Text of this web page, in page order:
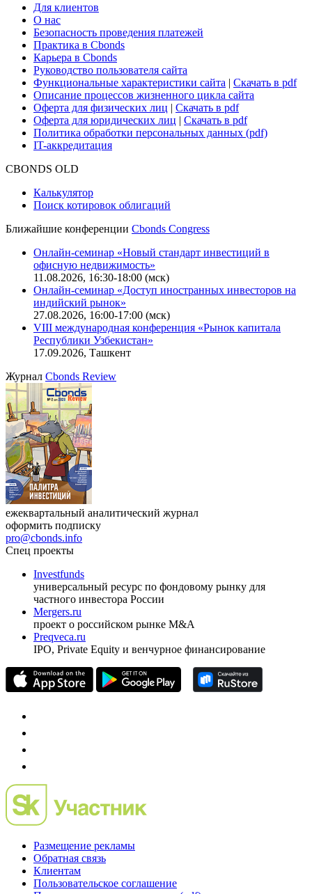
Для клиентов
О нас
Безопасность проведения платежей
Практика в Cbonds
Карьера в Cbonds
Руководство пользователя сайта
Функциональные характеристики сайта | Скачать в pdf
Описание процессов жизненного цикла сайта
Оферта для физических лиц | Скачать в pdf
Оферта для юридических лиц | Скачать в pdf
Политика обработки персональных данных (pdf)
IT-аккредитация
CBONDS OLD
Калькулятор
Поиск котировок облигаций
Ближайшие конференции Cbonds Congress
Онлайн-семинар «Новый стандарт инвестиций в
офисную недвижимость»
11.08.2026, 16:30-18:00 (мск)
Онлайн-семинар «Доступ иностранных инвесторов на
индийский рынок»
27.08.2026, 16:00-17:00 (мск)
VIII международная конференция «Рынок капитала
Республики Узбекистан»
17.09.2026, Ташкент
Журнал Cbonds Review
ежеквартальный аналитический журнал
оформить подписку
pro@cbonds.info
Спец проекты
Investfunds
универсальный ресурс по фондовому рынку для
частного инвестора России
Mergers.ru
проект о российском рынке M&A
Preqveca.ru
IPO, Private Equity и венчурное финансирование
Размещение рекламы
Обратная связь
Клиентам
Пользовательское соглашение